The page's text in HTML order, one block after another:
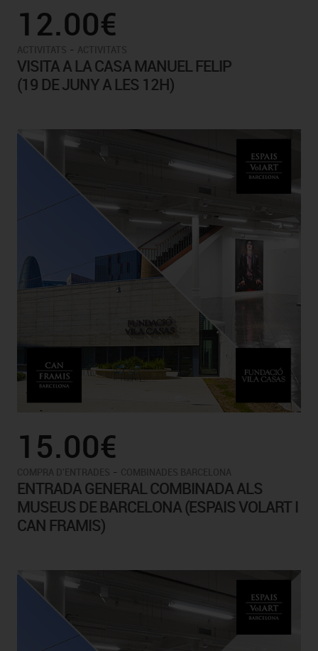
12.00€
-
VISITA A LA CASA MANUEL FELIP
(19 DE JUNY A LES 12H)
15.00€
-
ENTRADA GENERAL COMBINADA ALS
MUSEUS DE BARCELONA (ESPAIS VOLART I
CAN FRAMIS)